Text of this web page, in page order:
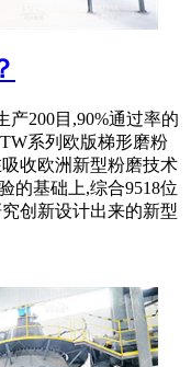
200目,90%通过率的
系列欧版梯形磨粉
收欧洲新型粉磨技术
的基础上,综合9518位
创新设计出来的新型